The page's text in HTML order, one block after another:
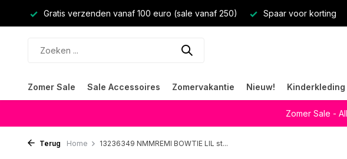
Gratis verzenden vanaf 100 euro (sale vanaf 250) Spaar voor korting
Zomer Sale Sale Accessoires Zomervakantie Nieuw! Kinderkleding
Zomer Sale -
Terug Home 13236349 NMMREMI BOWTIE LIL st...